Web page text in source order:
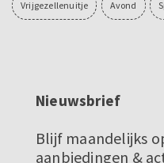
Vrijgezellenuitje Avond
Nieuwsbrief
Blijf maandelijks
aanbiedingen &